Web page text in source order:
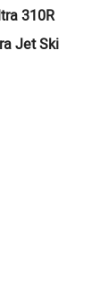
310R
Jet Ski